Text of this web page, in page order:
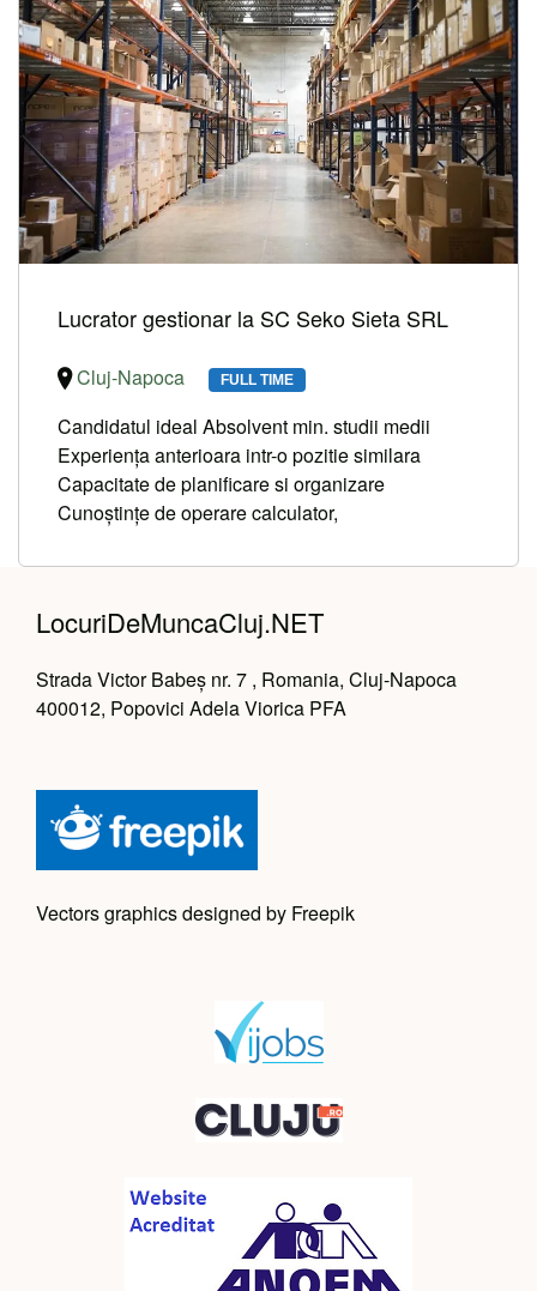
Lucrator gestionar la SC Seko Sieta SRL
Cluj-Napoca FULL TIME
Candidatul ideal Absolvent min. studii medii
Experiența anterioara intr-o pozitie similara
Capacitate de planificare si organizare
Cunoştinţe de operare calculator,
LocuriDeMuncaCluj.NET
Strada Victor Babeș nr. 7 , Romania, Cluj-Napoca
400012, Popovici Adela Viorica PFA
Vectors graphics designed by Freepik